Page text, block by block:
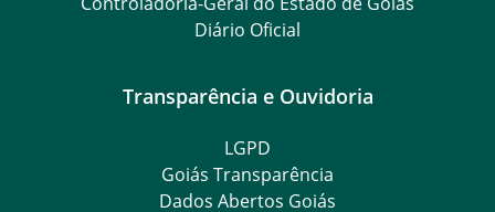
Diário Oficial
Transparência e Ouvidoria
LGPD
Goiás Transparência
Dados Abertos Goiás